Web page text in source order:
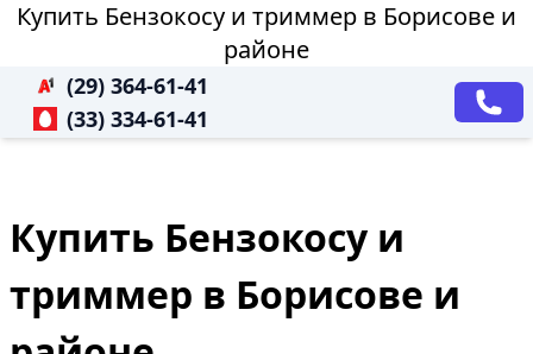
Купить Бензокосу и триммер в Борисове и
районе
(29) 364-61-41
(33) 334-61-41
Купить Бензокосу и
триммер в Борисове и